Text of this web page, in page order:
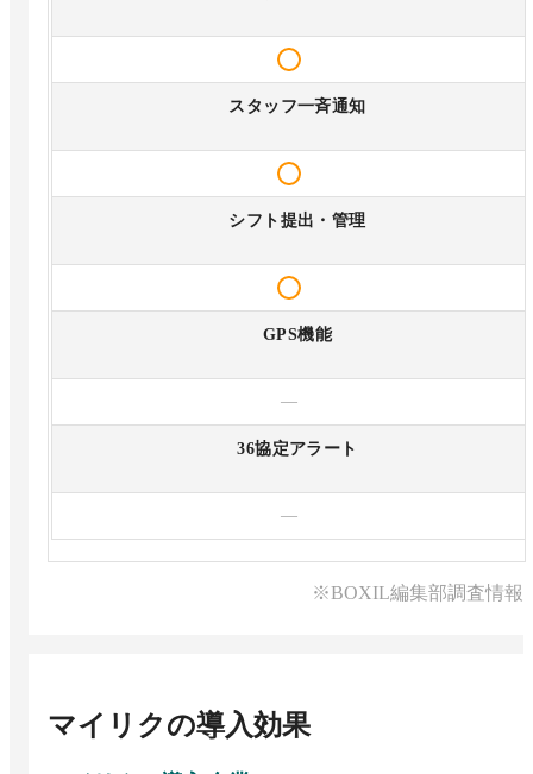
スタッフ一斉通知
シフト提出・管理
GPS機能
—
36協定アラート
—
※BOXIL編集部調査情報
マイリクの導入効果